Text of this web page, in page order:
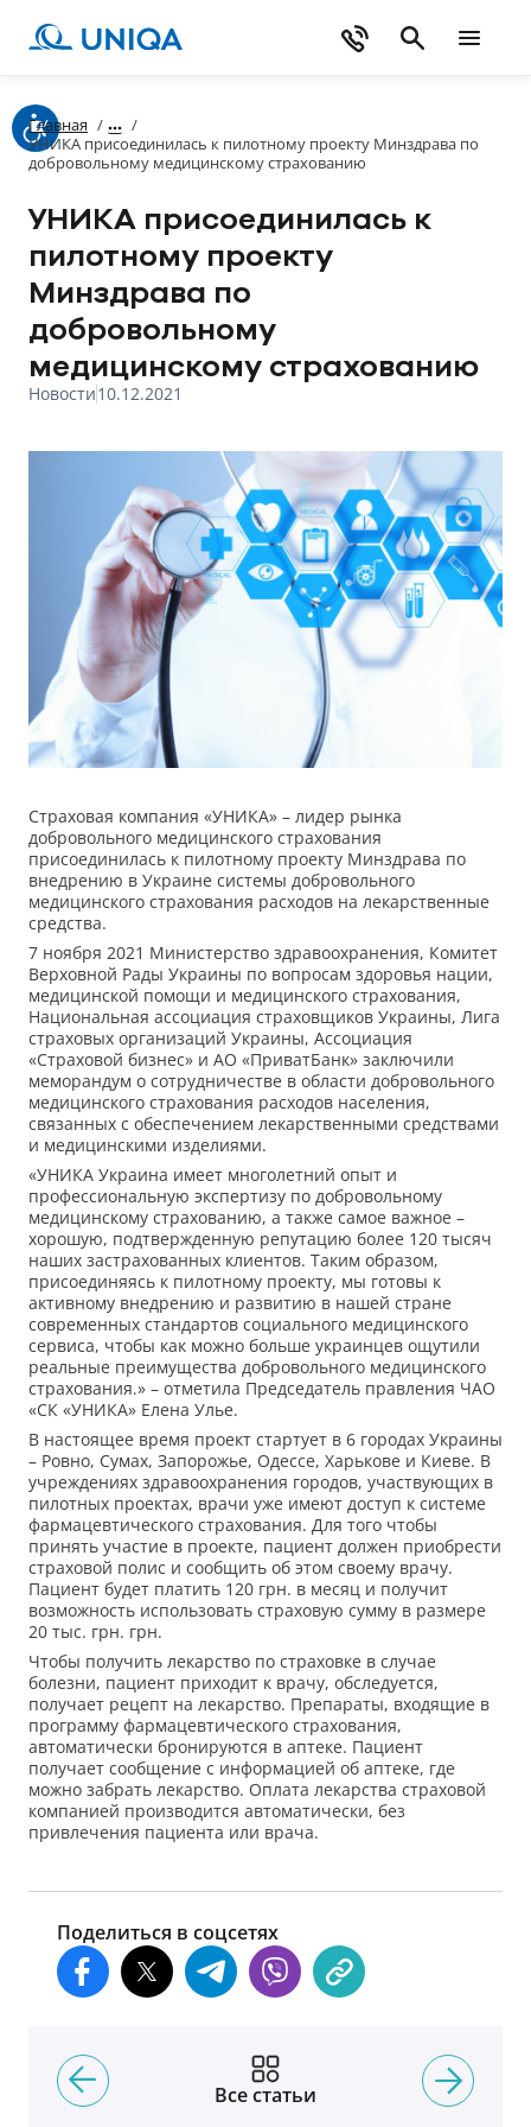
Главная /
/
УНИКА присоединилась к пилотному проекту Минздрава по
добровольному медицинскому страхованию
УНИКА присоединилась к
пилотному проекту
Минздрава по
добровольному
медицинскому страхованию
Новости10.12.2021
Страховая компания «УНИКА» – лидер рынка
добровольного медицинского страхования
присоединилась к пилотному проекту Минздрава по
внедрению в Украине системы добровольного
медицинского страхования расходов на лекарственные
средства.
7 ноября 2021 Министерство здравоохранения, Комитет
Верховной Рады Украины по вопросам здоровья нации,
медицинской помощи и медицинского страхования,
Национальная ассоциация страховщиков Украины, Лига
страховых организаций Украины, Ассоциация
«Страховой бизнес» и АО «ПриватБанк» заключили
меморандум о сотрудничестве в области добровольного
медицинского страхования расходов населения,
связанных с обеспечением лекарственными средствами
и медицинскими изделиями.
«УНИКА Украина имеет многолетний опыт и
профессиональную экспертизу по добровольному
медицинскому страхованию, а также самое важное –
хорошую, подтвержденную репутацию более 120 тысяч
наших застрахованных клиентов. Таким образом,
присоединяясь к пилотному проекту, мы готовы к
активному внедрению и развитию в нашей стране
современных стандартов социального медицинского
сервиса, чтобы как можно больше украинцев ощутили
реальные преимущества добровольного медицинского
страхования.» – отметила Председатель правления ЧАО
«СК «УНИКА» Елена Улье.
В настоящее время проект стартует в 6 городах Украины
– Ровно, Сумах, Запорожье, Одессе, Харькове и Киеве. В
учреждениях здравоохранения городов, участвующих в
пилотных проектах, врачи уже имеют доступ к системе
фармацевтического страхования. Для того чтобы
принять участие в проекте, пациент должен приобрести
страховой полис и сообщить об этом своему врачу.
Пациент будет платить 120 грн. в месяц и получит
возможность использовать страховую сумму в размере
20 тыс. грн. грн.
Чтобы получить лекарство по страховке в случае
болезни, пациент приходит к врачу, обследуется,
получает рецепт на лекарство. Препараты, входящие в
программу фармацевтического страхования,
автоматически бронируются в аптеке. Пациент
получает сообщение с информацией об аптеке, где
можно забрать лекарство. Оплата лекарства страховой
компанией производится автоматически, без
привлечения пациента или врача.
Поделиться в соцсетях
Все статьи